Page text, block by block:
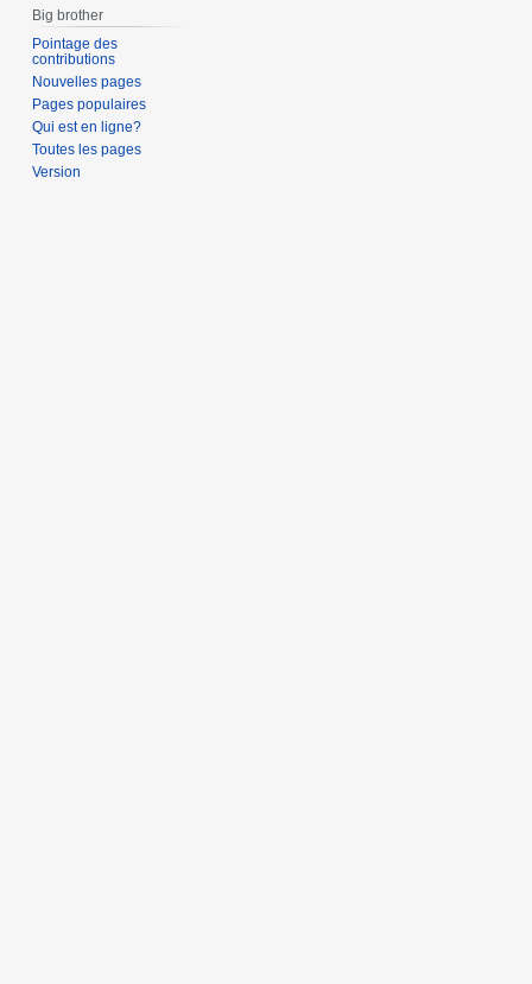
Big brother
Pointage des
contributions
Nouvelles pages
Pages populaires
Qui est en ligne?
Toutes les pages
Version